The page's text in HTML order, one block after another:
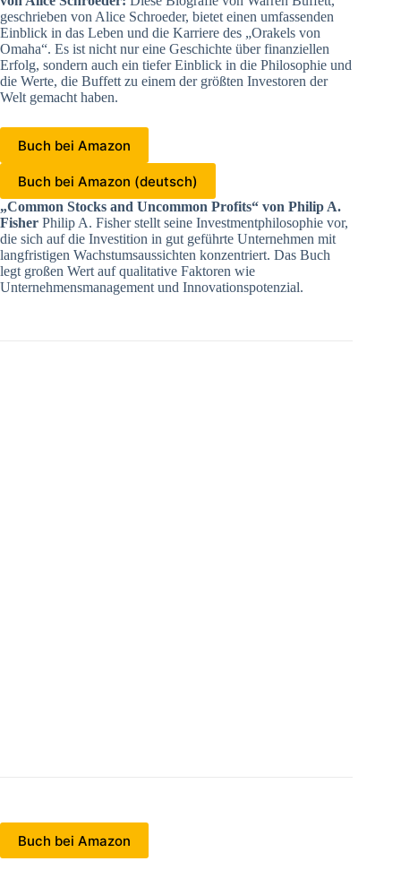
geschrieben von Alice Schroeder, bietet einen umfassenden
Einblick in das Leben und die Karriere des „Orakels von
Omaha“. Es ist nicht nur eine Geschichte über finanziellen
Erfolg, sondern auch ein tiefer Einblick in die Philosophie und
die Werte, die Buffett zu einem der größten Investoren der
Welt gemacht haben.
Buch bei Amazon
Buch bei Amazon (deutsch)
„Common Stocks and Uncommon Profits“ von Philip A.
Fisher Philip A. Fisher stellt seine Investmentphilosophie vor,
die sich auf die Investition in gut geführte Unternehmen mit
langfristigen Wachstumsaussichten konzentriert. Das Buch
legt großen Wert auf qualitative Faktoren wie
Unternehmensmanagement und Innovationspotenzial.
Buch bei Amazon